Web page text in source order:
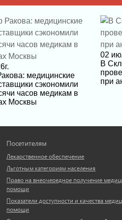
медицинские
сэкономили
часов медикам в
Москвы
02
В
при
Посетителям
Лекарственное обеспечение
Льготным категориям населения
Право на внеочередное получение
помощи
Показатели доступности и качества
помощи